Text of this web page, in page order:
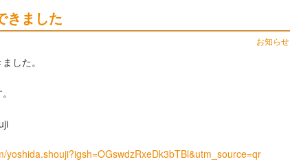
きました
お知らせ
した。
yoshida.shouji?igsh=OGswdzRxeDk3bTBl&utm_source=qr